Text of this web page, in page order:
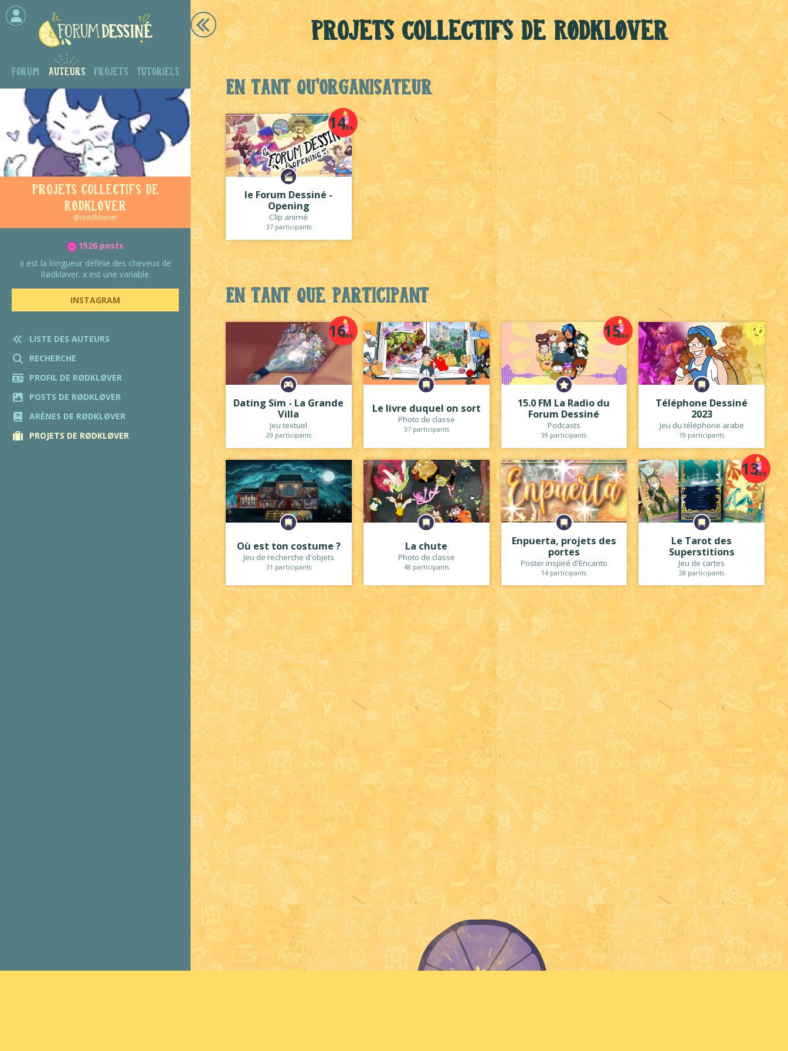
Forum Auteurs Projets Tutoriels
Projets collectifs de
Rødkløver
@roedkloever
1526 posts
x est la longueur définie des cheveux de
Rødkløver. x est une variable.
INSTAGRAM
LISTE DES AUTEURS
RECHERCHE
PROFIL DE RØDKLØVER
POSTS DE RØDKLØVER
ARÈNES DE RØDKLØVER
PROJETS DE RØDKLØVER
Projets collectifs de Rødkløver
En tant qu'organisateur
14ans
le Forum Dessiné -
Opening
Clip animé
37 participants
En tant que participant
16ans
Dating Sim - La Grande
Villa
Jeu textuel
29 participants
Le livre duquel on sort
Photo de classe
37 participants
15ans
15.0 FM La Radio du
Forum Dessiné
Podcasts
39 participants
Téléphone Dessiné
2023
Jeu du téléphone arabe
19 participants
Où est ton costume ?
Jeu de recherche d'objets
31 participants
La chute
Photo de classe
48 participants
Enpuerta, projets des
portes
Poster inspiré d'Encanto
14 participants
13ans
Le Tarot des
Superstitions
Jeu de cartes
28 participants